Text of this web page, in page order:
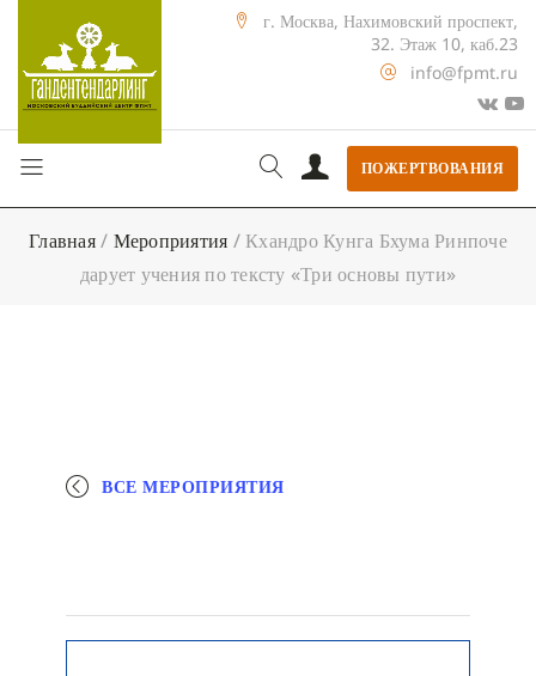
г. Москва, Нахимовский проспект,
32. Этаж 10, каб.23
info@fpmt.ru
ПОЖЕРТВОВАНИЯ
Главная/ Мероприятия / Кхандро Кунга Бхума Ринпоче
дарует учения по тексту «Три основы пути»
ВСЕ МЕРОПРИЯТИЯ